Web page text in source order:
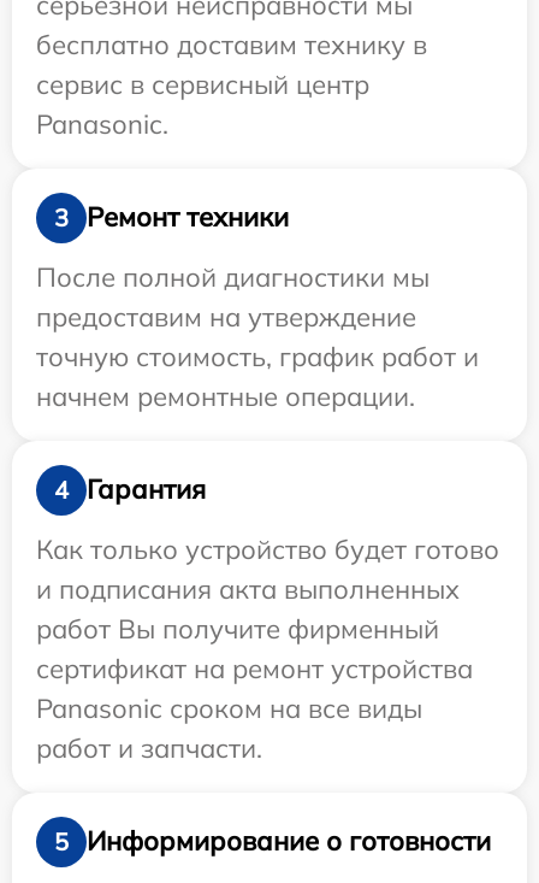
бесплатно доставим технику в
сервис в сервисный центр
Panasonic.
3
Ремонт техники
После полной диагностики мы
предоставим на утверждение
точную стоимость, график работ и
начнем ремонтные операции.
4
Гарантия
Как только устройство будет готово
и подписания акта выполненных
работ Вы получите фирменный
сертификат на ремонт устройства
Panasonic сроком на все виды
работ и запчасти.
5
Информирование о готовности